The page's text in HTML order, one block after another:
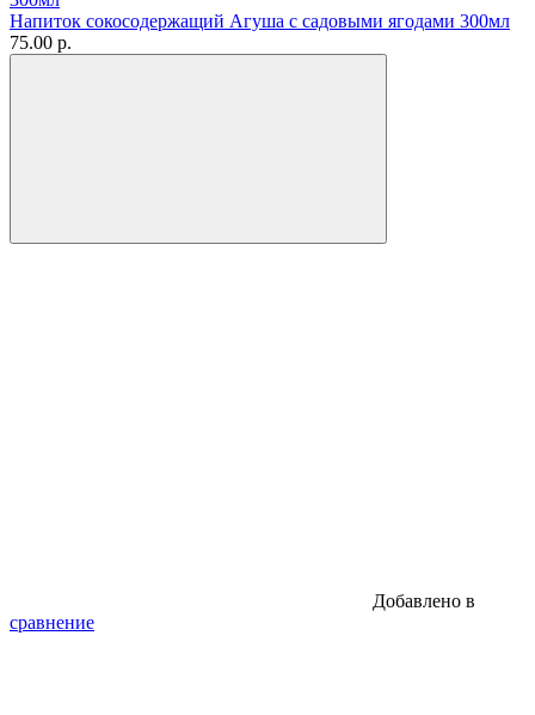
Напиток сокосодержащий Агуша с садовыми ягодами 300мл
75.00 р.
Добавлено в
сравнение